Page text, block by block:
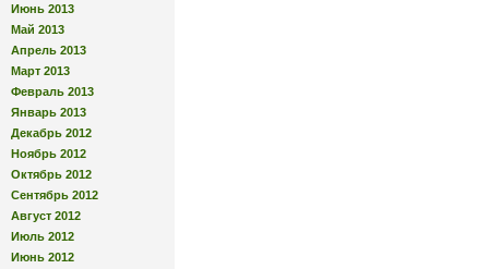
Июнь 2013
Май 2013
Апрель 2013
Март 2013
Февраль 2013
Январь 2013
Декабрь 2012
Ноябрь 2012
Октябрь 2012
Сентябрь 2012
Август 2012
Июль 2012
Июнь 2012